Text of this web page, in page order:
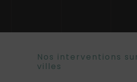
Nos interventions
villes